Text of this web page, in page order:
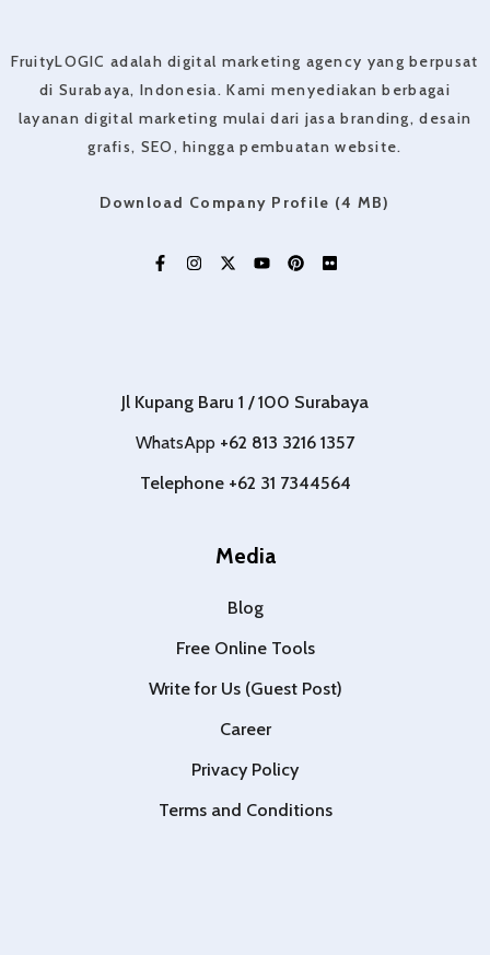
FruityLOGIC adalah digital marketing agency yang berpusat
di Surabaya, Indonesia. Kami menyediakan berbagai
layanan digital marketing mulai dari jasa branding, desain
grafis, SEO, hingga pembuatan website.
Download Company Profile (4 MB)
Jl Kupang Baru 1 / 100 Surabaya
WhatsApp +62 813 3216 1357
Telephone +62 31 7344564
Media
Blog
Free Online Tools
Write for Us (Guest Post)
Career
Privacy Policy
Terms and Conditions